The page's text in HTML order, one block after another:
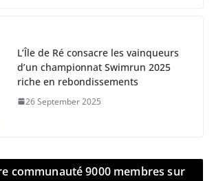
L’Île de Ré consacre les vainqueurs
d’un championnat Swimrun 2025
riche en rebondissements
26 September 2025
communauté 9000 membres sur